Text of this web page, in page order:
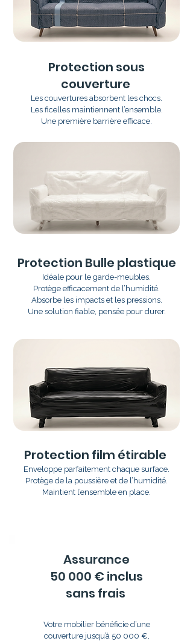
Protection sous
couverture
Les couvertures absorbent les chocs.
Les ficelles maintiennent l’ensemble.
Une première barrière efficace.
Protection Bulle plastique
Idéale pour le garde-meubles.
Protège efficacement de l’humidité.
Absorbe les impacts et les pressions.
Une solution fiable, pensée pour durer.
Protection film étirable
Enveloppe parfaitement chaque surface.
Protège de la poussière et de l’humidité.
Maintient l’ensemble en place.
Assurance
50 000 € inclus
sans frais
Votre mobilier bénéficie d’une
couverture jusqu’à 50 000 €,